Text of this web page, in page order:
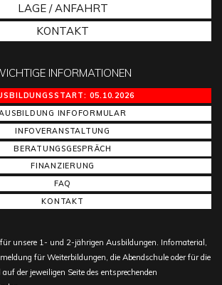
LAGE / ANFAHRT
KONTAKT
INFORMATIONEN
05.10.2026
INFOFORMULAR
INFOVERANSTALTUNG
BERATUNGSGESPRÄCH
FINANZIERUNG
FAQ
KONTAKT
unsere 1- und 2-jährigen Ausbildungen. Infomaterial,
für Weiterbildungen, die Abendschule oder für die
der jeweiligen Seite des entsprechenden